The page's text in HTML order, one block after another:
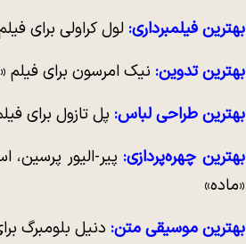
بهترین فیلمبرداری: لول کراولی برای
بهترین تدوین: نیک امرسون برای فیلم
بهترین طراحی لباس: پل تازول برای
بهترین چهره‌پردازی: پیر-الیور پرسین،
«ماده»
بهترین موسیقی متن: دنیل بلومبرگ